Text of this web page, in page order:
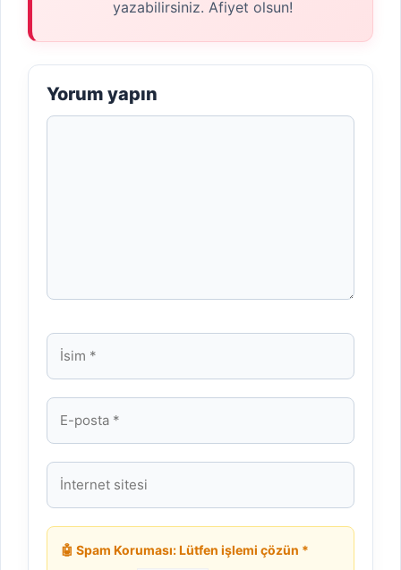
yazabilirsiniz. Afiyet olsun!
Yorum yapın
Yorum
İsim
E-
posta
İnternet
sitesi
🤖 Spam Koruması: Lütfen işlemi çözün *